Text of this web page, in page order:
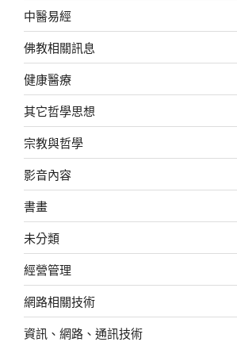
中醫易經
佛教相關訊息
健康醫療
其它哲學思想
宗教與哲學
影音內容
書畫
未分類
經營管理
網路相關技術
資訊、網路、通訊技術